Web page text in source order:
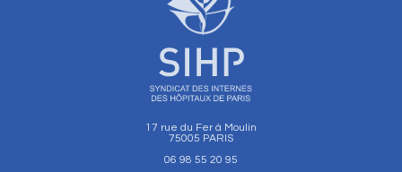
17 rue du Fer à Moulin
75005 PARIS
06 98 55 20 95